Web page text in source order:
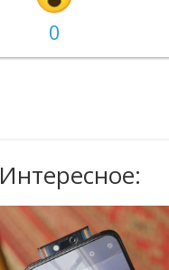
0
Интересное: